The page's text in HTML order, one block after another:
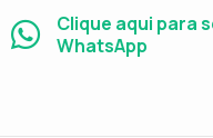
Clique aqui para
WhatsApp